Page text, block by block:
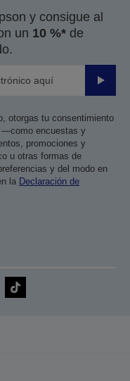
y consigue al
un 10 %* de
Enviar
otorgas tu consentimiento
—como encuestas y
promociones y
u otras formas de
y del modo en
la Declaración de